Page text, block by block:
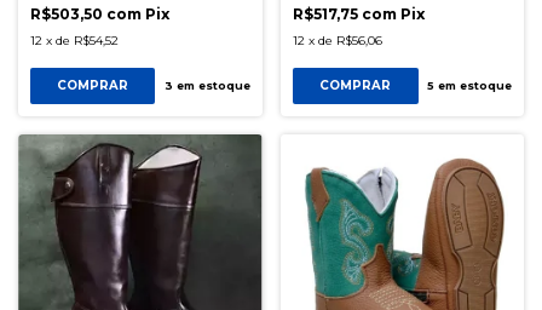
R$503,50 com Pix
12 x de R$54,52
COMPRAR 3 em estoque
R$517,75 com Pix
12 x de R$56,06
COMPRAR 5 em estoque